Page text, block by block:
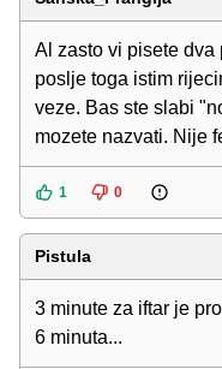
Al zasto vi pisete dva
poslje toga istim
veze. Bas ste slabi
mozete nazvati. Nije
1 0
Pistula
3 minute za iftar je
6 minuta...